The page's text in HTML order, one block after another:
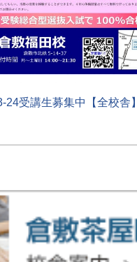
24受講生募集中【全校舎】